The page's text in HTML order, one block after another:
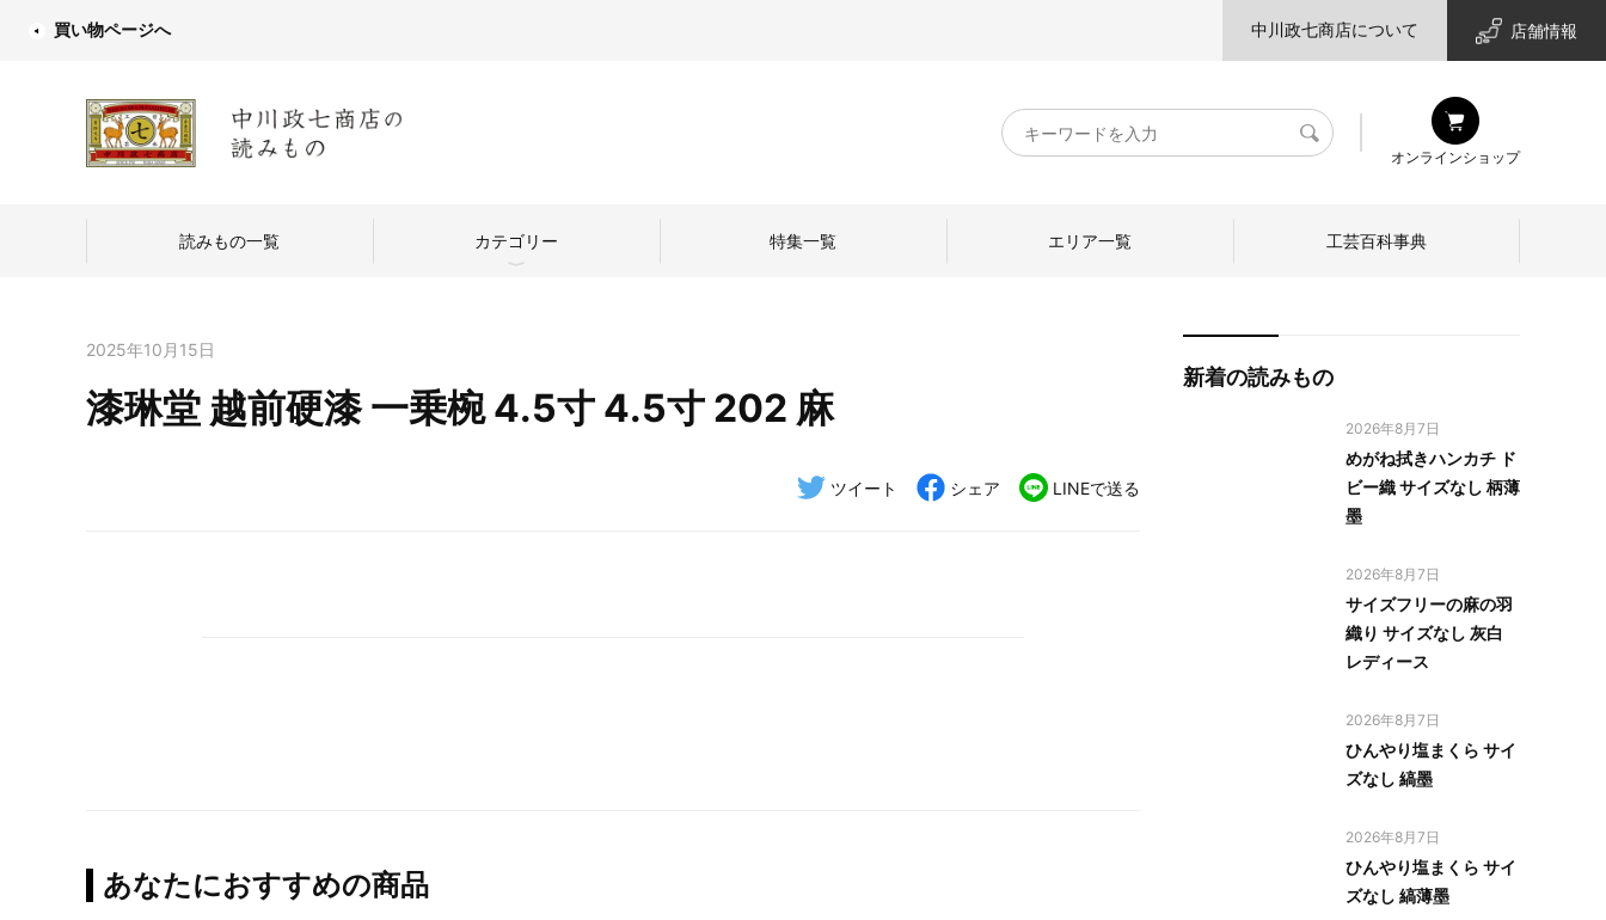
買い物ページへ 中川政七商店について 店舗情報
キ
ー
検
オンラインショップ
読みもの一覧 カテゴリー
中川政七商店のものづくり 日本の暮らし
特集一覧 エリア一覧 工芸百科事典
2025年10月15日
漆琳堂 越前硬漆 一乗椀 4.5寸 4.5寸 202 麻
ツイート シェア LINEで送る
あなたにおすすめの商品
新着の読みもの
2026年8月7日
めがね拭きハンカチ ド
ビー織 サイズなし 柄薄
墨
2026年8月7日
サイズフリーの麻の羽
織り サイズなし 灰白
レディース
2026年8月7日
ひんやり塩まくら サイ
ズなし 縞墨
2026年8月7日
ひんやり塩まくら サイ
ズなし 縞薄墨